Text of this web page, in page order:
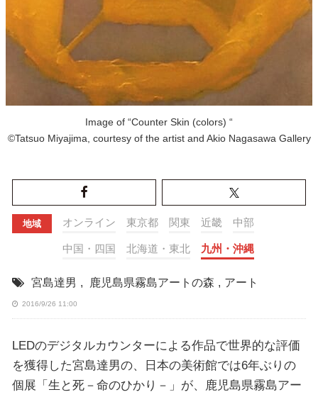
Image of “Counter Skin (colors) “
©Tatsuo Miyajima, courtesy of the artist and Akio Nagasawa Gallery
地域 オンライン 東京都 関東 近畿 中部
中国・四国 北海道・東北 九州・沖縄
宮島達男 , 鹿児島県霧島アートの森 , アート
2016/9/26 11:00
LEDのデジタルカウンターによる作品で世界的な評価
を獲得した宮島達男の、日本の美術館では6年ぶりの
個展「生と死－命のひかり－」が、鹿児島県霧島アー